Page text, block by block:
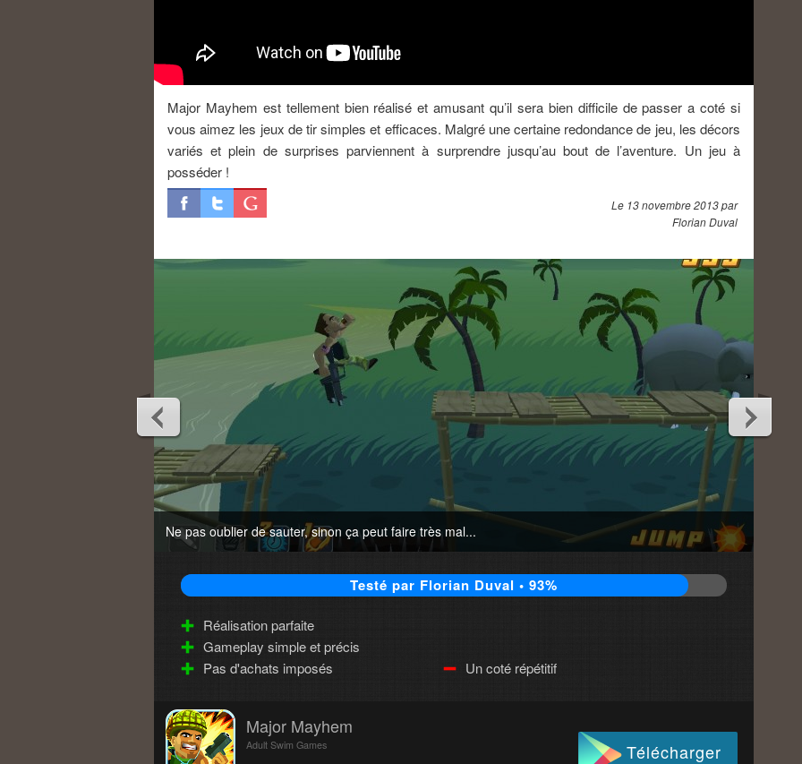
Major Mayhem est tellement bien réalisé et amusant qu’il sera bien difficile de passer a coté si
vous aimez les jeux de tir simples et efficaces. Malgré une certaine redondance de jeu, les décors
variés et plein de surprises parviennent à surprendre jusqu’au bout de l’aventure. Un jeu à
posséder !
Le 13 novembre 2013par
Florian Duval
Ne pas oublier de sauter, sinon ça peut faire très mal...
Testé par Florian Duval • 93%
Réalisation parfaite
Gameplay simple et précis
Pas d'achats imposés
Un coté répétitif
Major Mayhem
Adult Swim Games Télécharger